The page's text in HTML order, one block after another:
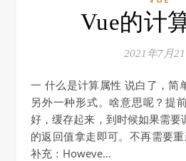
Vue的计
2021年7月
一 什么是计算属性 说白了，简单理解就是调用方法的
另外一种形式。啥意思呢？提
好，缓存起来，到时候如果需要
的返回值拿走即可。不再需要
补充：Howeve…